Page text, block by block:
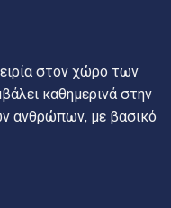
στον χώρο των
καθημερινά στην
ανθρώπων, με βασικό